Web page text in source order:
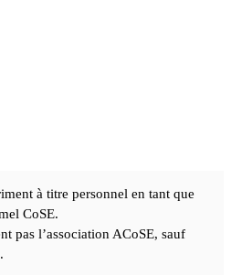
à titre personnel en tant que
CoSE.
pas l’association ACoSE, sauf